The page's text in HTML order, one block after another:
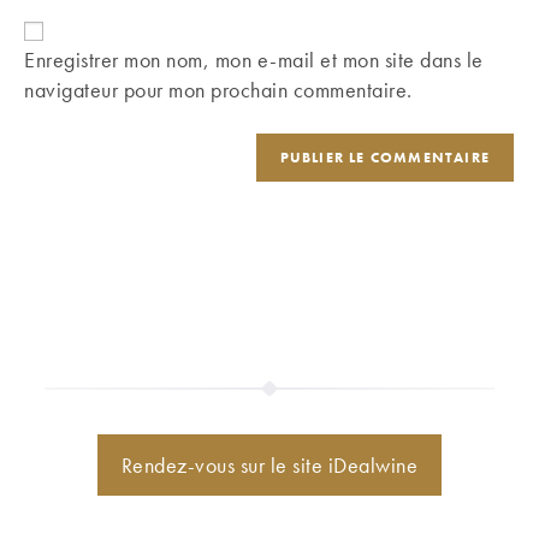
votre
(facultatif)
Enregistrer mon nom, mon e-mail et mon site dans le
navigateur pour mon prochain commentaire.
Rendez-vous sur le site iDealwine